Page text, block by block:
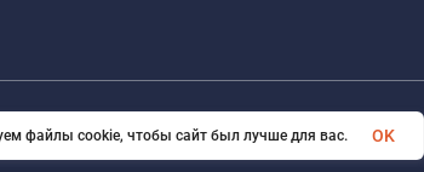
© 2026 Format-safe.ru Все права защищены
файлы cookie, чтобы сайт был лучше для вас. OK